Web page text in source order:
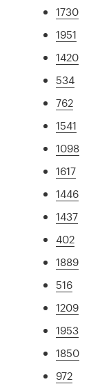
1730
1951
1420
534
762
1541
1098
1617
1446
1437
402
1889
516
1209
1953
1850
972